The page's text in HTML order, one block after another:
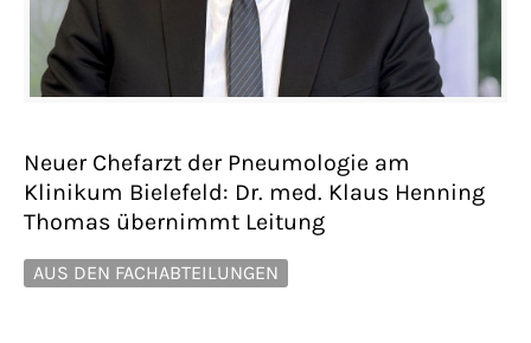
Neuer Chefarzt der Pneumologie am
Klinikum Bielefeld: Dr. med. Klaus Henning
Thomas übernimmt Leitung
AUS DEN FACHABTEILUNGEN